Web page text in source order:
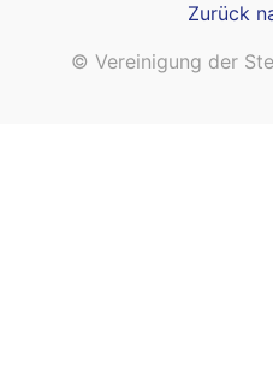
Zurück
© Vereinigung der